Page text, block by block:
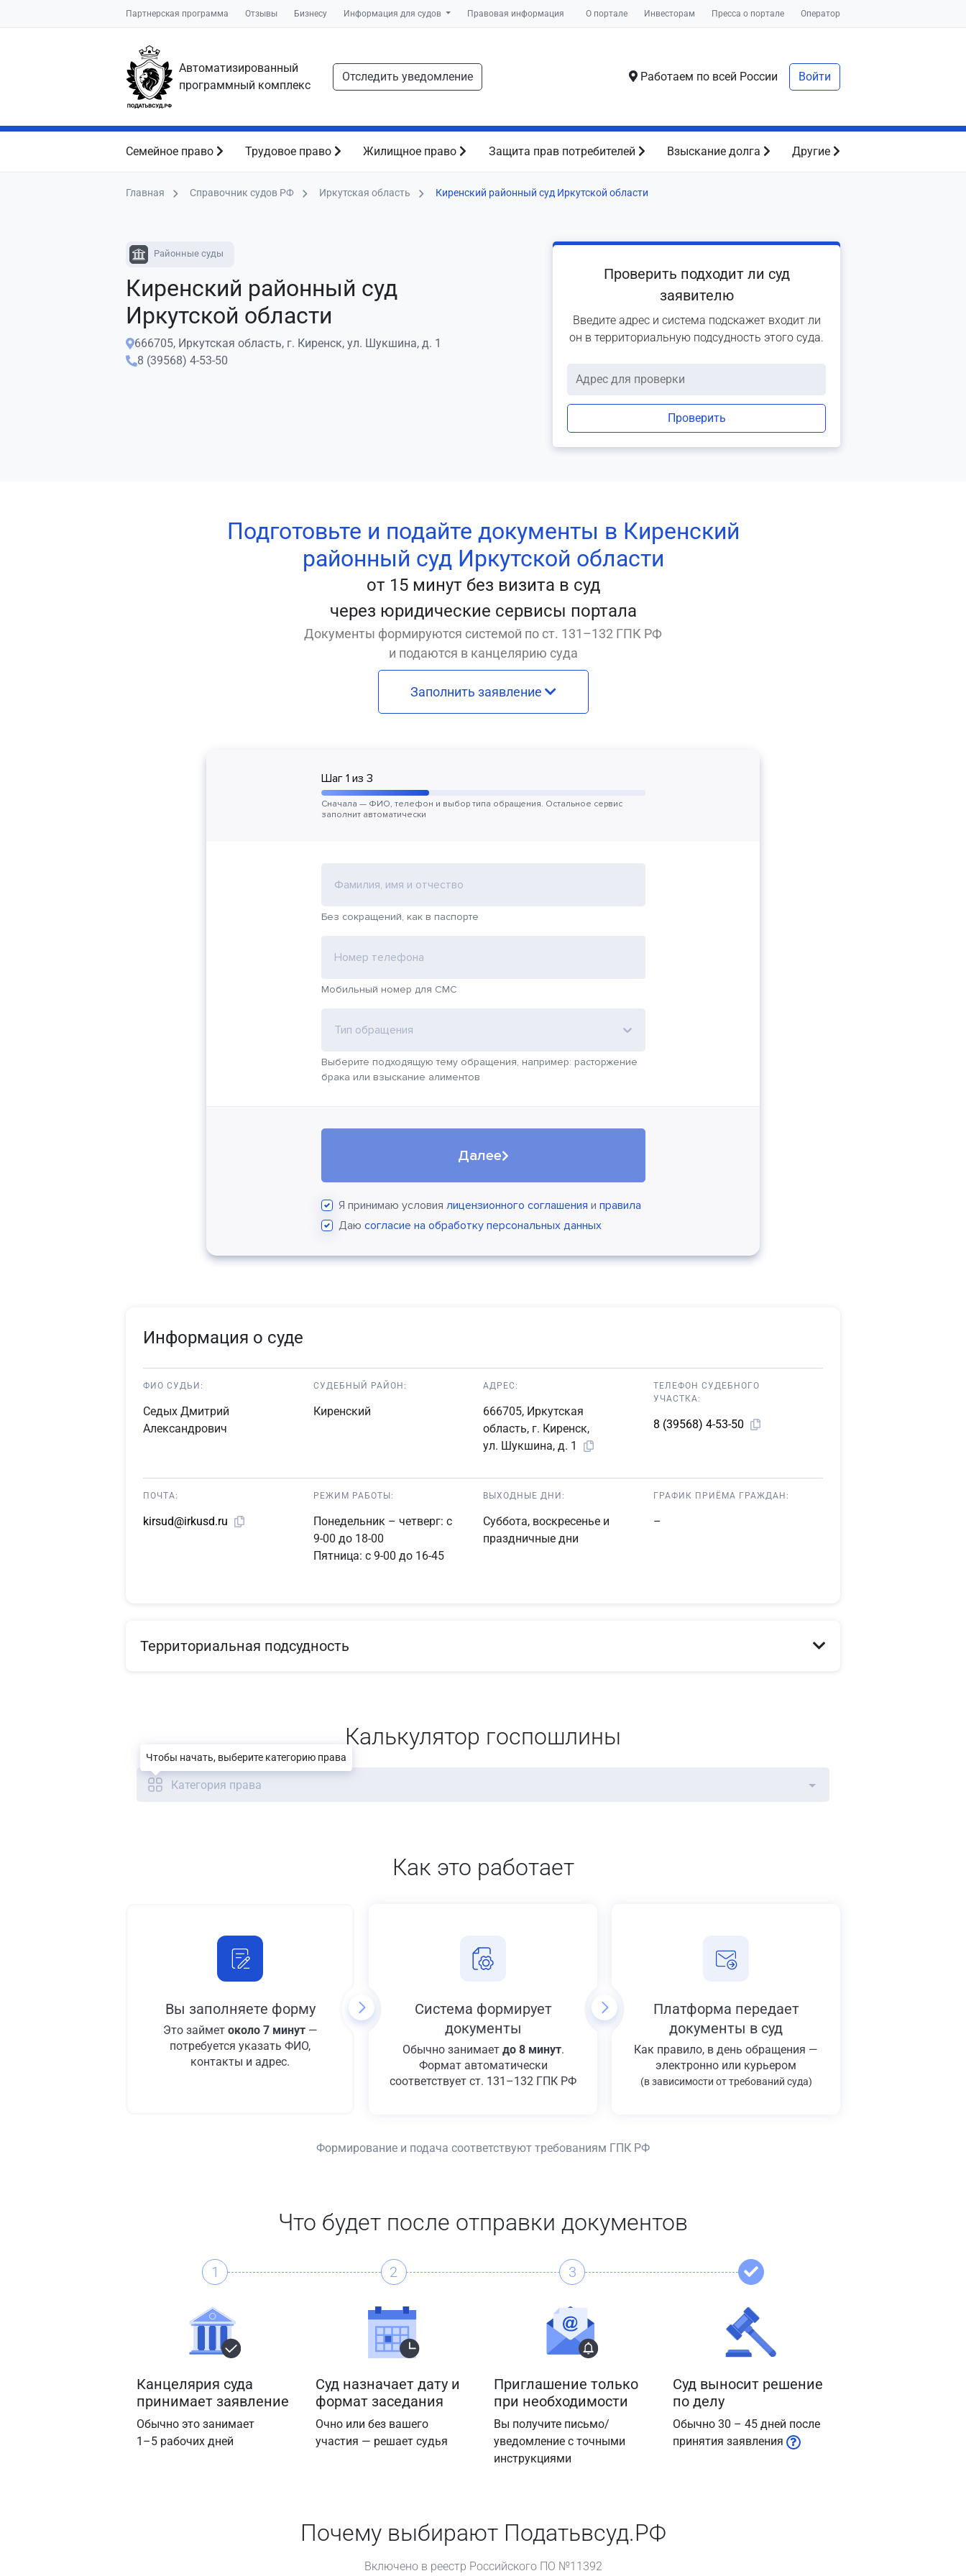
Партнерская программа Отзывы Бизнесу Информация для судов Правовая информация О портале Инвесторам Пресса о портале Оператор
Автоматизированный
программный комплекс
Отследить уведомление Работаем по всей России Войти
Семейное право Трудовое право Жилищное право Защита прав потребителей Взыскание долга Другие
Главная Справочник судов РФ Иркутская область Киренский районный суд Иркутской области
Районные суды
Киренский районный суд
Иркутской области
666705, Иркутская область, г. Киренск, ул. Шукшина, д. 1
8 (39568) 4-53-50
Проверить подходит ли суд
заявителю
Введите адрес и система подскажет входит ли
он в территориальную подсудность этого суда.
Проверить
Подготовьте и подайте документы в Киренский
районный суд Иркутской области
от 15 минут без визита в суд
через юридические сервисы портала
Документы формируются системой по ст. 131–132 ГПК РФ
и подаются в канцелярию суда
Заполнить заявление
Шаг 1 из 3
Сначала — ФИО, телефон и выбор типа обращения. Остальное сервис
заполнит автоматически
Фамилия, имя и отчество
Без сокращений, как в паспорте
Номер телефона
Мобильный номер для СМС
Тип обращения
Выберите подходящую тему обращения, например: расторжение
брака или взыскание алиментов
Далее
Я принимаю условия лицензионного соглашения и правила
Даю согласие на обработку персональных данных
Информация о суде
ФИО СУДЬИ:
Седых Дмитрий
Александрович
СУДЕБНЫЙ РАЙОН:
Киренский
АДРЕС:
666705, Иркутская
область, г. Киренск,
ул. Шукшина, д. 1
ТЕЛЕФОН СУДЕБНОГО
УЧАСТКА:
8 (39568) 4-53-50
ПОЧТА:
kirsud@irkusd.ru
РЕЖИМ РАБОТЫ:
Понедельник – четверг: с
9-00 до 18-00
Пятница: с 9-00 до 16-45
ВЫХОДНЫЕ ДНИ:
Суббота, воскресенье и
праздничные дни
ГРАФИК ПРИЁМА ГРАЖДАН:
–
Территориальная подсудность
Калькулятор госпошлины
Категория права
Как это работает
Вы заполняете форму
Это займет около 7 минут—
потребуется указать ФИО,
контакты и адрес.
Система формирует
документы
Обычно занимает до 8 минут.
Формат автоматически
соответствует ст. 131–132 ГПК РФ
Платформа передает
документы в суд
Как правило, в день обращения —
электронно или курьером
(в зависимости от требований суда)
Формирование и подача соответствуют требованиям ГПК РФ
Что будет после отправки документов
1
Канцелярия суда
принимает заявление
Обычно это занимает
1–5 рабочих дней
2
Суд назначает дату и
формат заседания
Очно или без вашего
участия — решает судья
3
Приглашение только
при необходимости
Вы получите письмо/
уведомление с точными
инструкциями
Суд выносит решение
по делу
Обычно 30 – 45 дней после
принятия заявления
Почему выбирают Податьвсуд.РФ
Включено в реестр Российского ПО №11392
Чтобы начать, выберите категорию права